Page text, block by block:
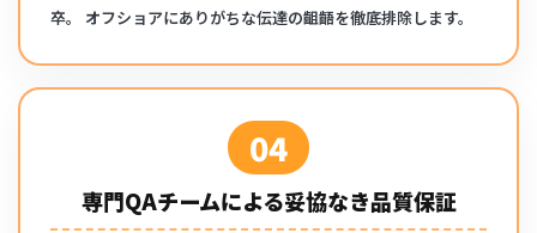
卒。 オフショアにありがちな伝達の齟齬を徹底排除します。
04
専門QAチームによる妥協なき品質保証